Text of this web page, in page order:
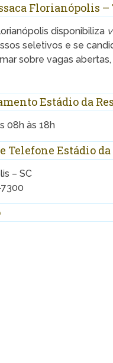
Florianópolis
disponibiliza
seletivos e se
sobre vagas
Estádio da
08h às 18h
Telefone Estádio
– SC